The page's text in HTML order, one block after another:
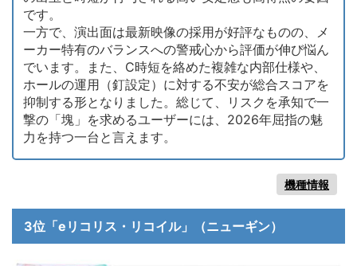
です。
一方で、演出面は最新映像の採用が好評なものの、メ
ーカー特有のバランスへの警戒心から評価が伸び悩ん
でいます。また、C時短を絡めた複雑な内部仕様や、
ホールの運用（釘設定）に対する不安が総合スコアを
抑制する形となりました。総じて、リスクを承知で一
撃の「塊」を求めるユーザーには、2026年屈指の魅
力を持つ一台と言えます。
機種情報
3位「eリコリス・リコイル」（ニューギン）